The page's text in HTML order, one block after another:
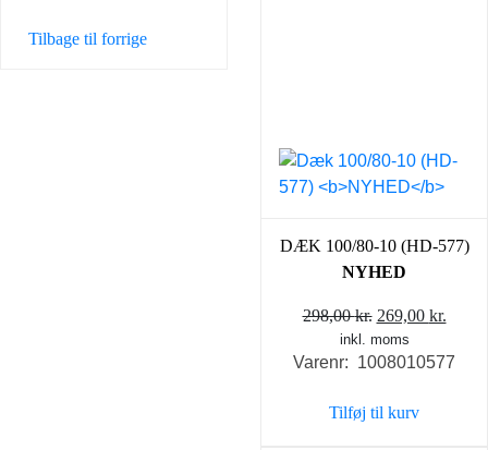
Tilbage til forrige
DÆK 100/80-10 (HD-577)
NYHED
298,00kr. Den
oprindelige
pris
298,00 kr..
269,00 kr.
pris
inkl. moms
Varenr: 1008010577
Tilføj til kurv